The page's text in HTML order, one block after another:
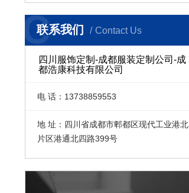
联系我们 Contact Us
C
四川服饰定制-成都服装定制公司-成
都浩康科技有限公司
电 话：13738859553
地 址：四川省成都市郫都区现代工业港北
片区港通北四路399号